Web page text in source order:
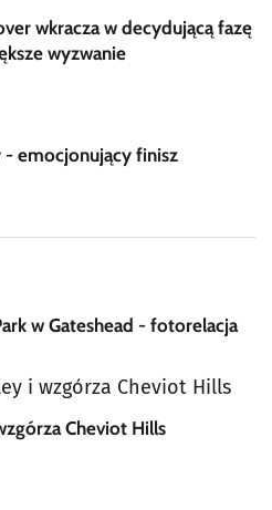
wkracza w decydującą fazę
wyzwanie
- emocjonujący finisz
w Gateshead - fotorelacja
Cheviot Hills